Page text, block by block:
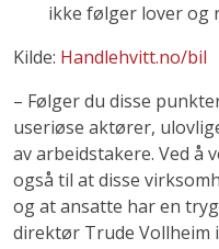
ikke følger lover og
Kilde: Handlehvitt.no/bil
­– Følger du disse
useriøse aktører,
av arbeidstakere. Ved å
også til at disse
og at ansatte har en
direktør Trude Vollheim